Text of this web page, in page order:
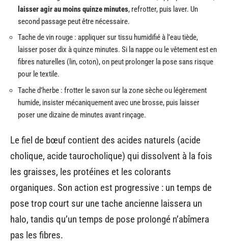
laisser agir au moins quinze minutes, refrotter, puis laver. Un
second passage peut être nécessaire.
Tache de vin rouge : appliquer sur tissu humidifié à l’eau tiède,
laisser poser dix à quinze minutes. Si la nappe ou le vêtement est en
fibres naturelles (lin, coton), on peut prolonger la pose sans risque
pour le textile.
Tache d’herbe : frotter le savon sur la zone sèche ou légèrement
humide, insister mécaniquement avec une brosse, puis laisser
poser une dizaine de minutes avant rinçage.
Le fiel de bœuf contient des acides naturels (acide
cholique, acide taurocholique) qui dissolvent à la fois
les graisses, les protéines et les colorants
organiques. Son action est progressive : un temps de
pose trop court sur une tache ancienne laissera un
halo, tandis qu’un temps de pose prolongé n’abîmera
pas les fibres.